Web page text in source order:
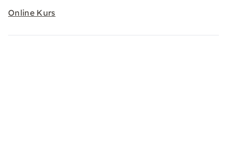
Online Kurs